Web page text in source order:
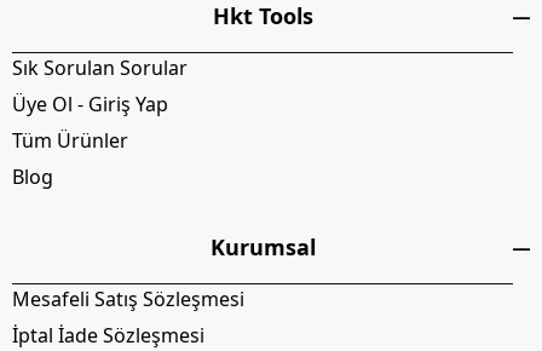
Hkt Tools
Sık Sorulan Sorular
Üye Ol - Giriş Yap
Tüm Ürünler
Blog
Kurumsal
Mesafeli Satış Sözleşmesi
İptal İade Sözleşmesi